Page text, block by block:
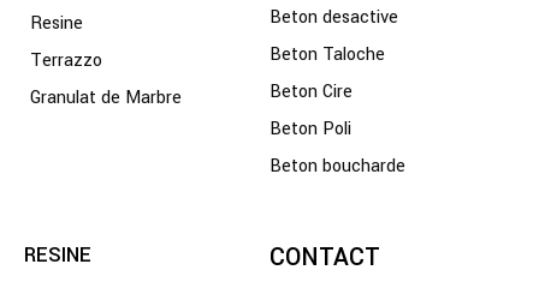
Resine
Terrazzo
Granulat de Marbre
Beton desactive
Beton Taloche
Beton Cire
Beton Poli
Beton boucharde
RESINE CONTACT